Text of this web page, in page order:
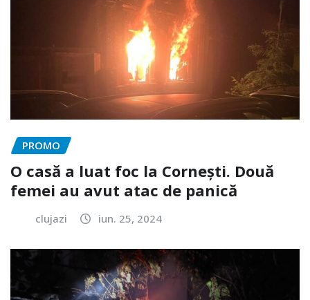
PROMO
O casă a luat foc la Cornești. Două
femei au avut atac de panică
clujazi iun. 25, 2024